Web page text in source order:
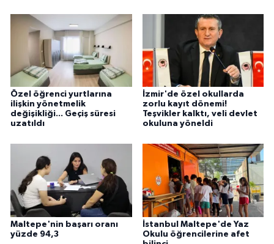
Özel öğrenci yurtlarına
ilişkin yönetmelik
değişikliği... Geçiş süresi
uzatıldı
İzmir'de özel okullarda
zorlu kayıt dönemi!
Teşvikler kalktı, veli devlet
okuluna yöneldi
Maltepe'nin başarı oranı
yüzde 94,3
İstanbul Maltepe'de Yaz
Okulu öğrencilerine afet